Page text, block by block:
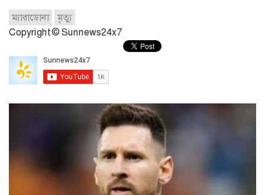
ম্যারাডোনা
মৃত্যু
Copyright © Sunnews24x7